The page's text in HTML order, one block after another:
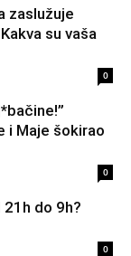
zaslužuje
su vaša
0
i Maje šokirao
0
do 9h?
0